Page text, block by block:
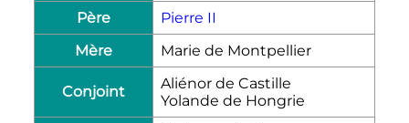
Père
Pierre II
Mère
Marie de Montpellier
Conjoint
Aliénor de Castille
Yolande de Hongrie